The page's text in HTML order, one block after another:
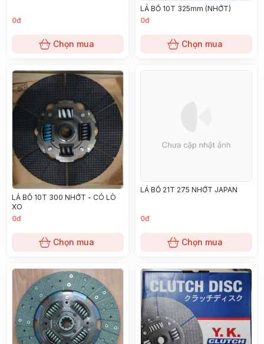
0đ
Chọn mua
LÁ BỐ 10T 325mm (NHỚT)
0đ
Chọn mua
LÁ BỐ 10T 300 NHỚT - CÓ LÒ
XO
0đ
Chọn mua
LÁ BỐ 21T 275 NHỚT JAPAN
0đ
Chọn mua